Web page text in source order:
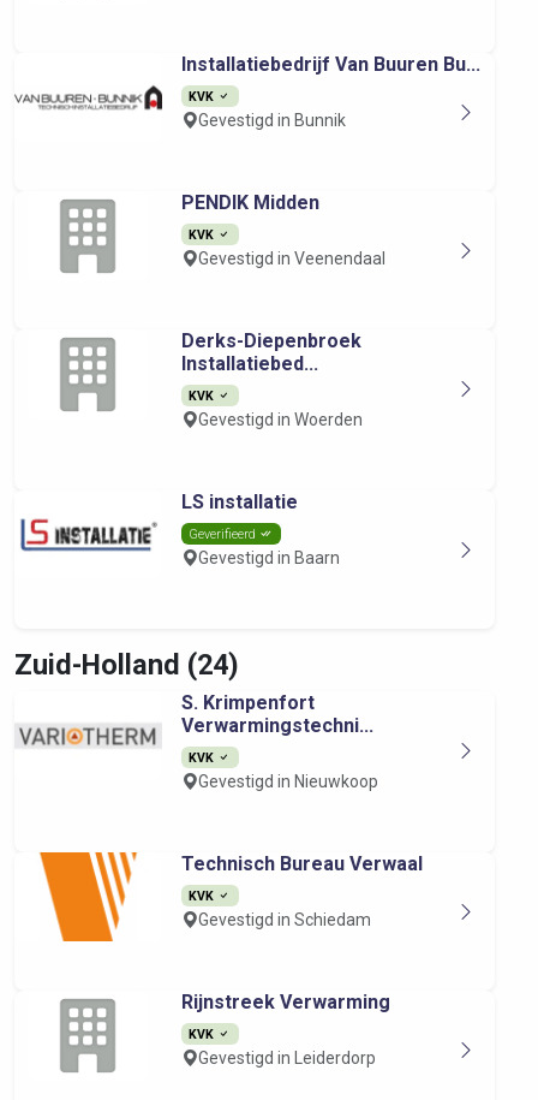
Installatiebedrijf Van Buuren Bu...
KVK
Gevestigd in Bunnik
PENDIK Midden
KVK
Gevestigd in Veenendaal
Derks-Diepenbroek
Installatiebed...
KVK
Gevestigd in Woerden
LS installatie
Geverifieerd
Gevestigd in Baarn
Zuid-Holland (24)
S. Krimpenfort
Verwarmingstechni...
KVK
Gevestigd in Nieuwkoop
Technisch Bureau Verwaal
KVK
Gevestigd in Schiedam
Rijnstreek Verwarming
KVK
Gevestigd in Leiderdorp